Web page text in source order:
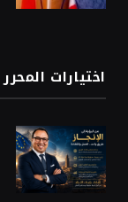
اختيارات المحرر